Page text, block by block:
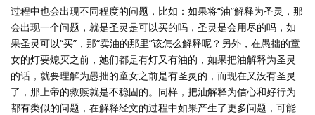
过程中也会出现不同程度的问题，比如：如果将“油”解释为圣灵，那
会出现一个问题，就是圣灵是可以买的吗，圣灵是会用尽的吗，如
果圣灵可以“买”，那“卖油的那里”该怎么解释呢？另外，在愚拙的童
女的灯要熄灭之前，她们都是有灯又有油的，如果把油解释为圣灵
的话，就要理解为愚拙的童女之前是有圣灵的，而现在又没有圣灵
了，那上帝的救赎就是不稳固的。同样，把油解释为信心和好行为
都有类似的问题，在解释经文的过程中如果产生了更多问题，可能